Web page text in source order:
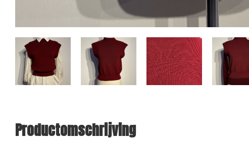
Productomschrijving